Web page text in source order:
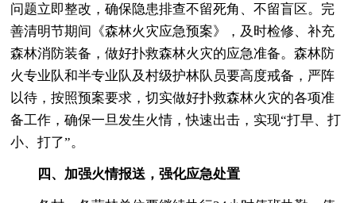
问题立即整改，确保隐患排查不留死角、不留盲区。完
善清明节期间《森林火灾应急预案》，及时检修、补充
森林消防装备，做好扑救森林火灾的应急准备。森林防
火专业队和半专业队及村级护林队员要高度戒备，严阵
以待，按照预案要求，切实做好扑救森林火灾的各项准
备工作，确保一旦发生火情，快速出击，实现“打早、打
小、打了”。
四、加强火情报送，强化应急处置